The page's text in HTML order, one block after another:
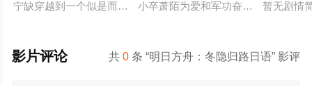
宁缺穿越到一个似是而非的大唐世界，却发现此处为处处惊险
小卒萧陌为爱和军功奋斗三年，却被
暂无剧情
共0 条 “明日方舟：冬隐归路日语” 影评
影片评论